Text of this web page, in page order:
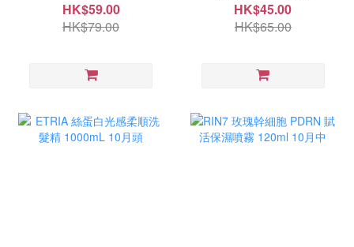
HK$59.00
HK$79.00
HK$45.00
HK$65.00